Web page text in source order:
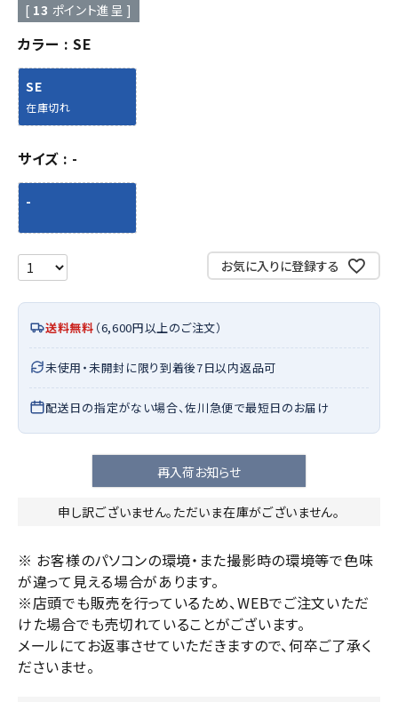
[ 13 ポイント進呈 ]
カラー SE
SE
在庫切れ
サイズ -
-
お気に入りに登録する
送料無料 （6,600円以上のご注文）
未使用・未開封に限り到着後7日以内返品可
配送日の指定がない場合、佐川急便で最短日のお届け
再入荷お知らせ
申し訳ございません。ただいま在庫がございません。
※ お客様のパソコンの環境・また撮影時の環境等で色味
が違って見える場合があります。
※店頭でも販売を行っているため、WEBでご注文いただ
けた場合でも売切れていることがございます。
メールにてお返事させていただきますので、何卒ご了承く
ださいませ。